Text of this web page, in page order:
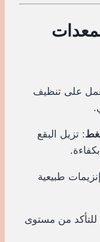
على تنظيف
: تزيل البقع
طبيعية
للتأكد من مستوى